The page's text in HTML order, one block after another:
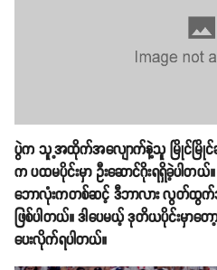
ပွဲက သူ့အထိုက်အလျောက်နဲ့သူ မြိုင်မြိုင်ဆိုင်
က ပထမပိုင်းမှာ ဦးဆောင်ဂိုးရရှိခဲ့ပါတ
ဘောလုံးကတစ်ဆင့် ဒီဘာလား လွတ်ထွက်
ဖြစ်ပါတယ်။ ဒါပေမယ့် ဒုတိယပိုင်းမှာတော့
ပေးလိုက်ရပါတယ်။